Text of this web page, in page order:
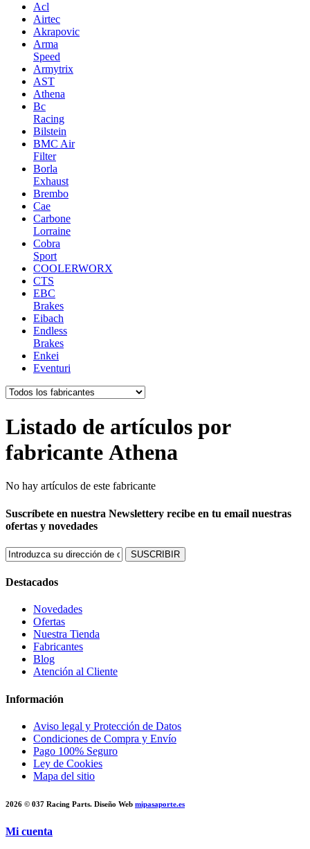
Acl
Airtec
Akrapovic
Arma
Speed
Armytrix
AST
Athena
Bc
Racing
Bilstein
BMC Air
Filter
Borla
Exhaust
Brembo
Cae
Carbone
Lorraine
Cobra
Sport
COOLERWORX
CTS
EBC
Brakes
Eibach
Endless
Brakes
Enkei
Eventuri
Listado de artículos por
fabricante Athena
No hay artículos de este fabricante
Suscríbete en nuestra Newslettery recibe en tu email nuestras
ofertas y novedades
SUSCRIBIR
Destacados
Novedades
Ofertas
Nuestra Tienda
Fabricantes
Blog
Atención al Cliente
Información
Aviso legal y Protección de Datos
Condiciones de Compra y Envío
Pago 100% Seguro
Ley de Cookies
Mapa del sitio
2026 © 037 Racing Parts. Diseño Web mipasaporte.es
Mi cuenta